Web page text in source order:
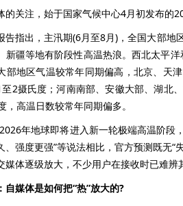
关注，始于国家气候中心4月初发布的
出，主汛期(6月至8月)，全国大部地
新疆等地有阶段性高温热浪。西北太平
部地区气温较常年同期偏高，北京、天
2摄氏度；河南南部、安徽大部、湖北
，高温日数较常年同期偏多。
年地球即将进入新一轮极端高温阶段
、强度更强”等说法相比，官方预测既无“
媒体逐级放大，不少用户在接收时已难辨
自媒体是如何把“热”放大的?